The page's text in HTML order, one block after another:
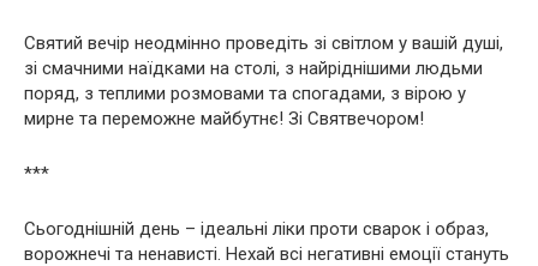
Святий вечір неодмінно проведіть зі світлом у вашій душі,
зі смачними наїдками на столі, з найріднішими людьми
поряд, з теплими розмовами та спогадами, з вірою у
мирне та переможне майбутнє! Зі Святвечором!
***
Сьогоднішній день – ідеальні ліки проти сварок і образ,
ворожнечі та ненависті. Нехай всі негативні емоції стануть